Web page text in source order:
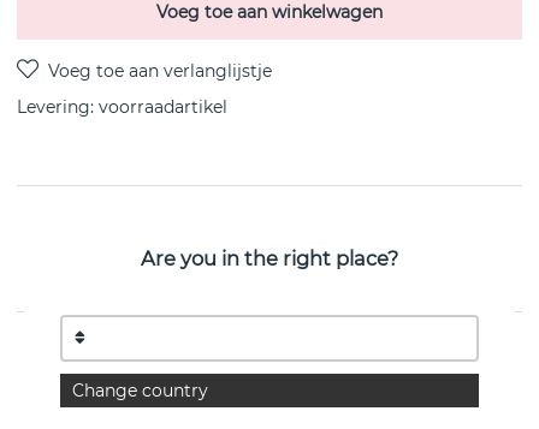
Voeg toe aan winkelwagen
Levering: voorraadartikel
OFFSPRING Oorbel Diamant PAVE 0.19 ct i
EIGENSCHAPPEN
Collectie: OFFSPRING
Are you in the right place?
Change country